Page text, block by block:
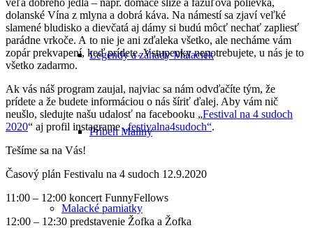
Legendy a záhady Malaciek
Príbeh Maliny
Malacké pamiatky
dolanské Vína z mlyna a dobrá káva. Na námestí sa zjaví veľké
slamené bludisko a dievčatá aj dámy si budú môcť nechať zapliesť
parádne vrkoče. A to nie je ani zďaleka všetko, ale necháme vám
zopár prekvapení, keď prídete. Vstupenky nepotrebujete, u nás je to
všetko zadarmo.
Ak vás náš program zaujal, najviac sa nám odvďačíte tým, že
prídete a že budete informáciou o nás šíriť ďalej. Aby vám nič
neušlo, sledujte našu udalosť na facebooku „Festival na 4 sudoch
2020“ aj profil instagrame„festivalna4sudoch“.
Tešíme sa na Vás!
Časový plán Festivalu na 4 sudoch 12.9.2020
11:00 – 12:00 koncert FunnyFellows
12:00 – 12:30 predstavenie Žofka a Žofka